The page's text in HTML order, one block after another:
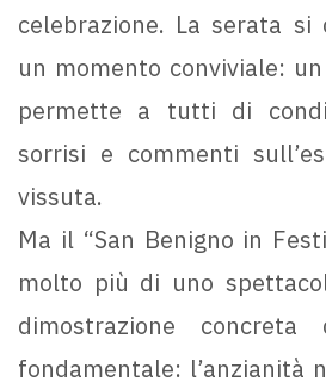
celebrazione. La serata si
un momento conviviale:
permette a tutti di
sorrisi e commenti
vissuta.
Ma il “San Benigno in
molto più di uno
dimostrazione
fondamentale: l’anzianità